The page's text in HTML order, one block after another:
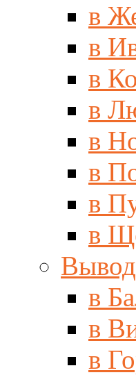
в
в
в
в
в
в
в
в
Вывод
в
в
в